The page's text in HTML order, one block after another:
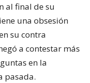
al final de su
una obsesión
su contra
a contestar más
en la
pasada.